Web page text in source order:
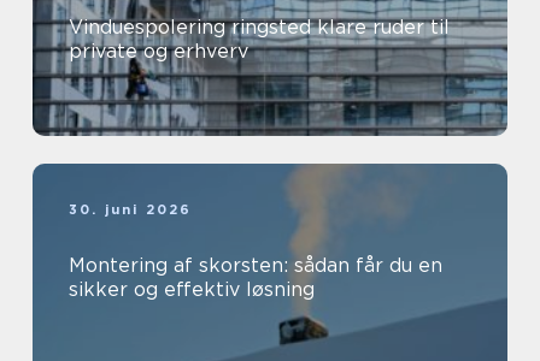
Vinduespolering ringsted klare ruder til
private og erhverv
30. juni 2026
Montering af skorsten: sådan får du en
sikker og effektiv løsning